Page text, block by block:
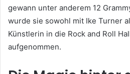
gewann unter anderem 12
wurde sie sowohl mit Ike Turner
Künstlerin in die Rock and Roll
aufgenommen.